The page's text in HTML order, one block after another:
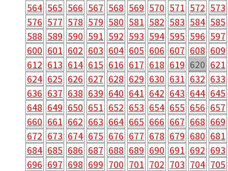
564 565 566 567 568 569 570 571 572 573
576 577 578 579 580 581 582 583 584 585
588 589 590 591 592 593 594 595 596 597
600 601 602 603 604 605 606 607 608 609
612 613 614 615 616 617 618 619 620 621
624 625 626 627 628 629 630 631 632 633
636 637 638 639 640 641 642 643 644 645
648 649 650 651 652 653 654 655 656 657
660 661 662 663 664 665 666 667 668 669
672 673 674 675 676 677 678 679 680 681
684 685 686 687 688 689 690 691 692 693
696 697 698 699 700 701 702 703 704 705